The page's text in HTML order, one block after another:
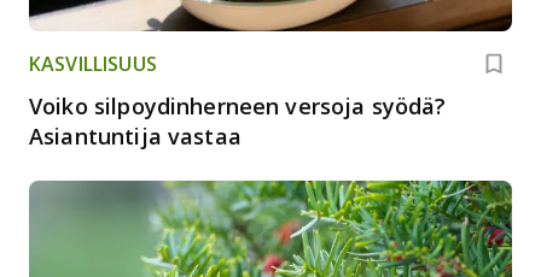
KASVILLISUUS
Voiko silpoydinherneen versoja syödä?
Asiantuntija vastaa